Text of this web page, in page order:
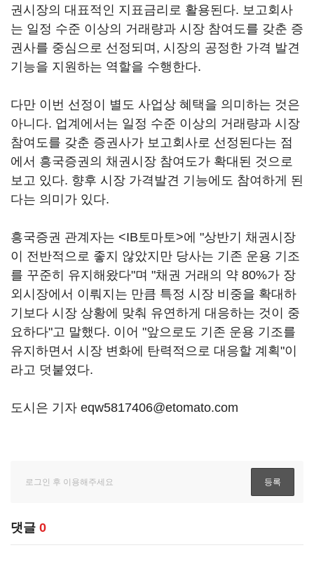
권시장의 대표적인 지표금리로 활용된다. 보고회사
는 일정 수준 이상의 거래량과 시장 참여도를 갖춘 증
권사를 중심으로 선정되며, 시장의 공정한 가격 발견
기능을 지원하는 역할을 수행한다.
다만 이번 선정이 별도 사업상 혜택을 의미하는 것은
아니다. 업계에서는 일정 수준 이상의 거래량과 시장
참여도를 갖춘 증권사가 보고회사로 선정된다는 점
에서 흥국증권의 채권시장 참여도가 확대된 것으로
보고 있다. 향후 시장 가격발견 기능에도 참여하게 된
다는 의미가 있다.
흥국증권 관계자는 <IB토마토>에 "상반기 채권시장
이 전반적으로 좋지 않았지만 당사는 기존 운용 기조
를 꾸준히 유지해왔다"며 "채권 거래의 약 80%가 장
외시장에서 이뤄지는 만큼 특정 시장 비중을 확대하
기보다 시장 상황에 맞춰 유연하게 대응하는 것이 중
요하다"고 말했다. 이어 "앞으로도 기존 운용 기조를
유지하면서 시장 변화에 탄력적으로 대응할 계획"이
라고 덧붙였다.
도시은 기자 eqw5817406@etomato.com
댓글 0